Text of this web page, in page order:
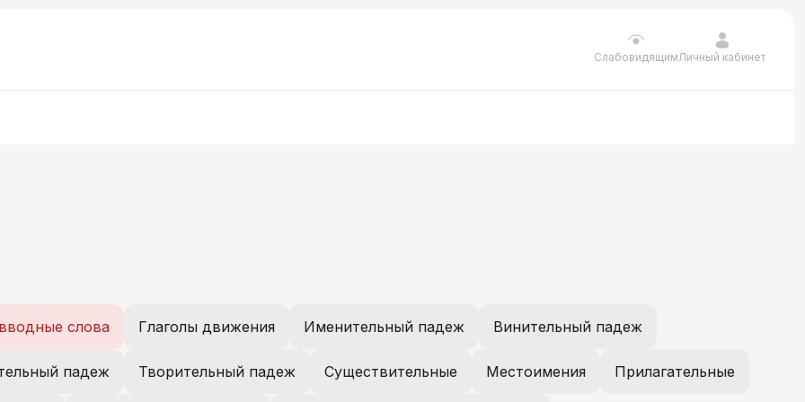
СлабовидящимЛичный кабинет
слова Глаголы движения Именительный падеж Винительный падеж
падеж Творительный падеж Существительные Местоимения Прилагательные